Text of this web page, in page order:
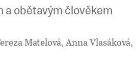
obětavým člověkem
Matelová, Anna Vlasáková,